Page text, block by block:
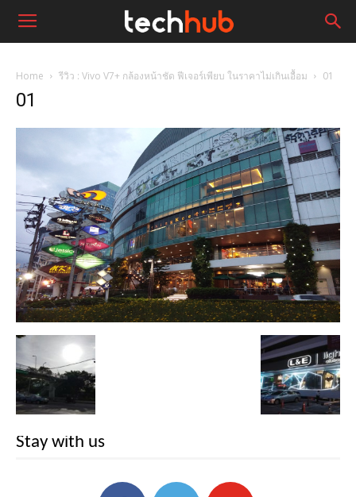
Home รีวิว : Vivo V7+ กล้องหน้าชัด ฟีเจอร์เพียบ ในราคาไม่เกินเอื้อม 01
01
Stay with us